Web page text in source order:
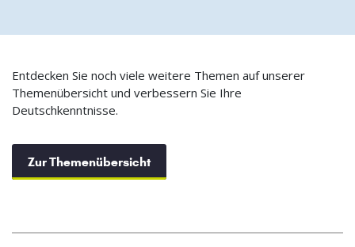
Entdecken Sie noch viele weitere Themen auf unserer
Themenübersicht und verbessern Sie Ihre
Deutschkenntnisse.
Zur Themenübersicht